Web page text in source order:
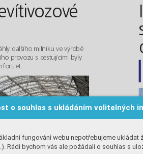
o souhlas s ukládáním volitelných
fungování webu nepotřebujeme ukládat
Rádi bychom vás ale požádali o souhlas s
hly d a lšího mi níku ve výrobě
ho provozu s cestujícími by ly
fortJ et.
vítivozové